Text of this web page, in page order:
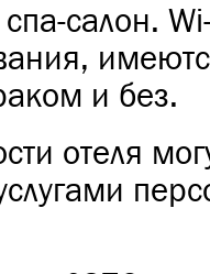
салон.
и без.
отеля